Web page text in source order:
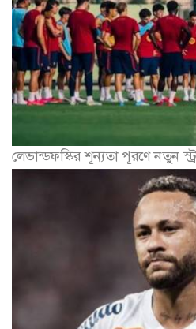
লেভান্ডফস্কির শূন্যতা পূরণে নতুন